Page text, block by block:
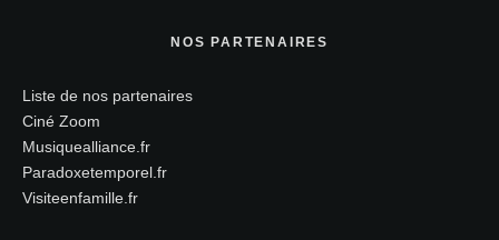
NOS PARTENAIRES
Liste de nos partenaires
Ciné Zoom
Musiquealliance.fr
Paradoxetemporel.fr
Visiteenfamille.fr